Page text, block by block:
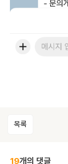
목록
19개의 댓글